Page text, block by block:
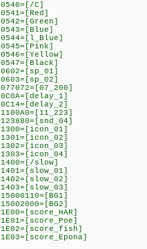
0540=[/C]
0541=[Red]
0542=[Green]
0543=[Blue]
0544=[l_Blue]
0545=[Pink]
0546=[Yellow]
0547=[Black]
0602=[sp_01]
0603=[sp_02]
077072=[07_200]
0C0A=[delay_1]
0C14=[delay_2]
1100A0=[11_223]
123880=[snd_04]
1300=[icon_01]
1301=[icon_02]
1302=[icon_03]
1303=[icon_04]
1400=[/slow]
1401=[slow_01]
1402=[slow_02]
1403=[slow_03]
15000110=[BG1]
15002000=[BG2]
1E00=[score_HAR]
1E01=[score_Poe]
1E02=[score_fish]
1E03=[score_Epona]